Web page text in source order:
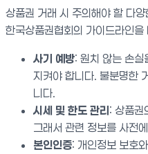
상품권 거래 시 주의해야 할 다
한국상품권협회의 가이드라인
사기 예방: 원치 않는 손실
지켜야 합니다. 불분명한
니다.
시세 및 한도 관리: 상품권
그래서 관련 정보를 사전
본인인증: 개인정보 보호